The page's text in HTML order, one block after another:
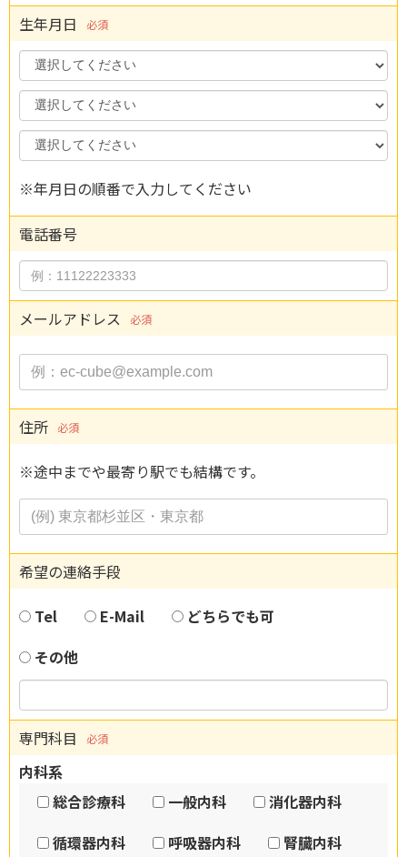
生年月日 必須
Year
Month
Day
※年月日の順番で入力してください
電話番号
メールアドレス 必須
住所 必須
※途中までや最寄り駅でも結構です。
希望の連絡手段
Tel E-Mail
どちらでも可
その他
専門科目 必須
内科系
総合診療科
一般内科
消化器内科
循環器内科
呼吸器内科
腎臓内科